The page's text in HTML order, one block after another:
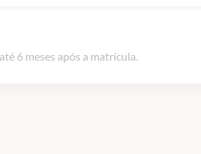
6 meses após a matrícula.